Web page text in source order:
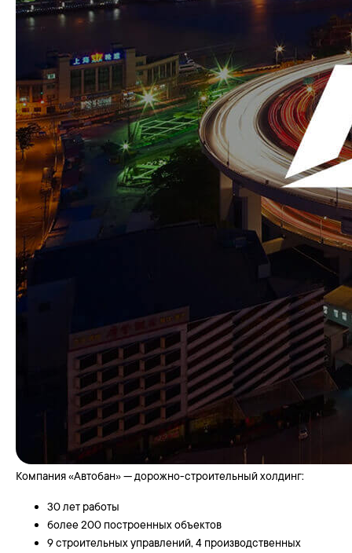
Компания «Автобан» — дорожно-строительный холдинг:
30 лет работы
более 200 построенных объектов
9 строительных управлений, 4 производственных